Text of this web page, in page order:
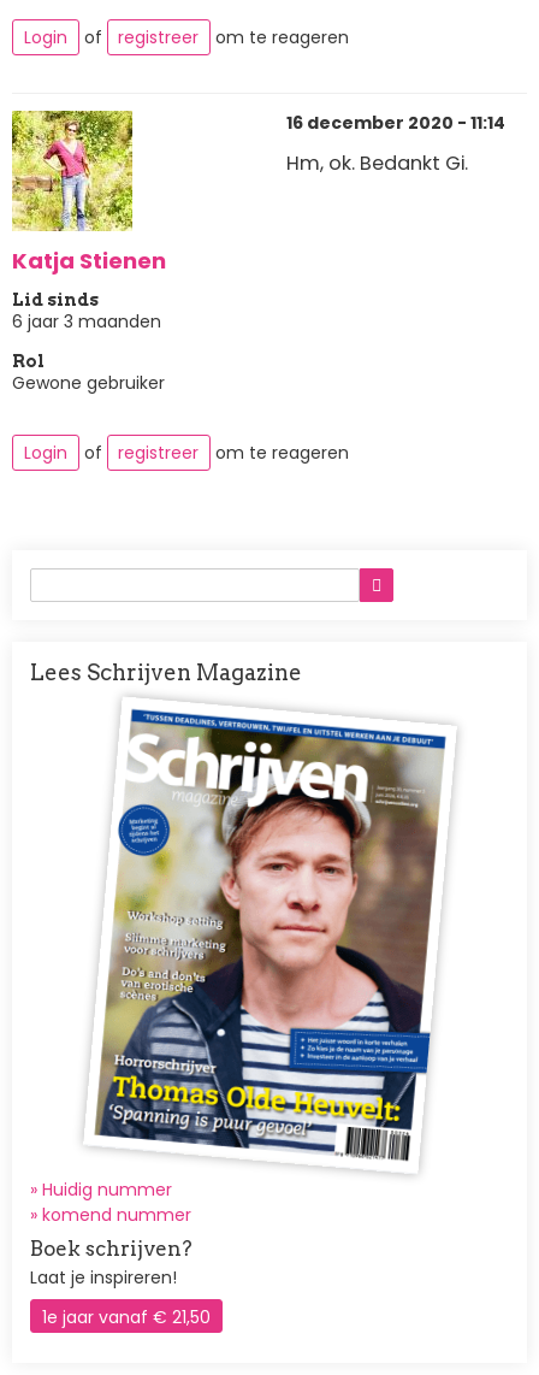
Login of registreer om te reageren
Katja Stienen
Lid sinds
6 jaar 3 maanden
Rol
Gewone gebruiker
16 december 2020 - 11:14
Hm, ok. Bedankt Gi.
Login of registreer om te reageren
Lees Schrijven Magazine
Afbeelding
» Huidig nummer
» komend nummer
Boek schrijven?
Laat je inspireren!
1e jaar vanaf € 21,50